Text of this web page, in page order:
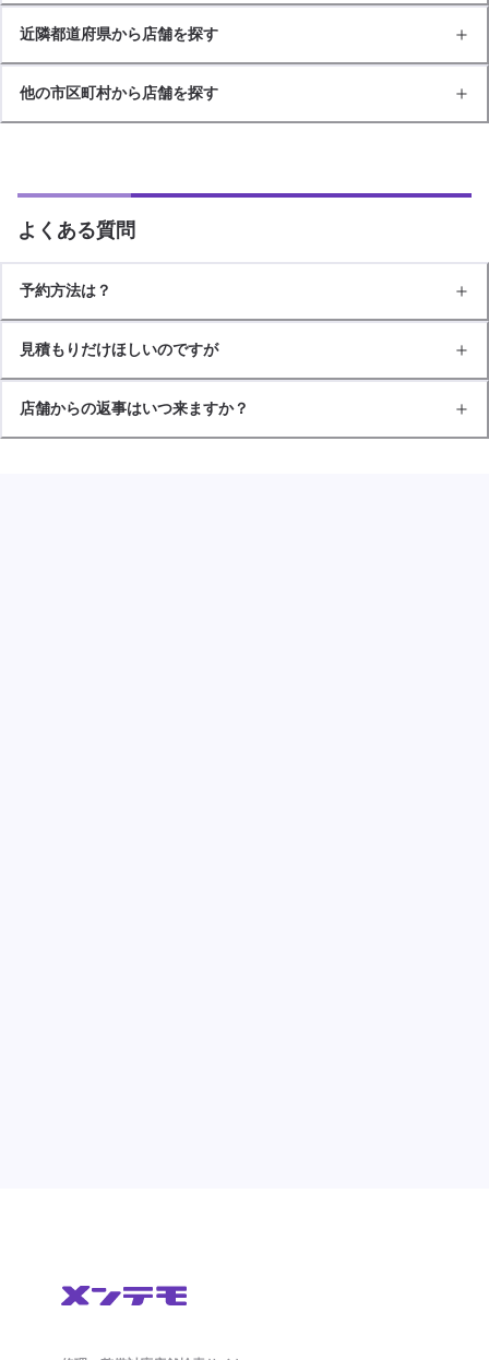
近隣都道府県から店舗を探す
他の市区町村から店舗を探す
よくある質問
予約方法は？
見積もりだけほしいのですが
店舗からの返事はいつ来ますか？